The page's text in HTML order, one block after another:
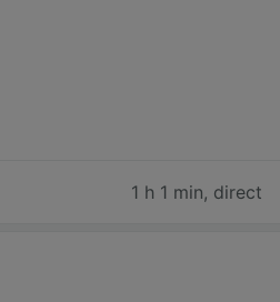
1 h 1 min, direct